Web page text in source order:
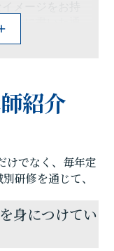
ルに書いた通
メージは払拭
の目標や現在
おります。学
なく、苦手意
向上と成功体
ぜひ一度、富
れば幸いで
紹介
けでなく、毎年定
研修を通じて、
身につけてい